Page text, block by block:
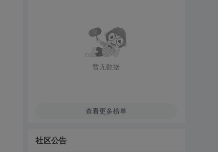
暂无数据
查看更多榜单
社区公告